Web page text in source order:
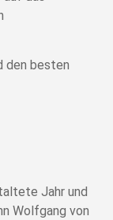
den besten
Jahr und
Wolfgang von